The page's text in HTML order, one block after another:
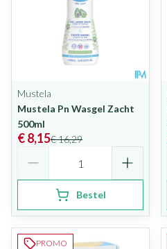
Mustela
Mustela Pn Wasgel Zacht
500ml
€ 16,29
€ 8,15
Bestel
PROMO